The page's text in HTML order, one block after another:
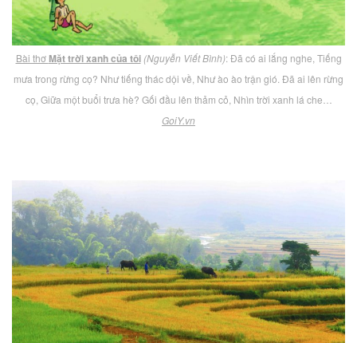
Bài thơ Mặt trời xanh của tôi (Nguyễn Viết Bình): Đã có ai lắng nghe, Tiếng
mưa trong rừng cọ? Như tiếng thác dội về, Như ào ào trận gió. Đã ai lên rừng
cọ, Giữa một buổi trưa hè? Gối đầu lên thảm cỏ, Nhìn trời xanh lá che…
GoiY.vn